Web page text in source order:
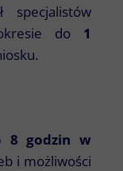
specjalistów
do 1
8 godzin w
i możliwości